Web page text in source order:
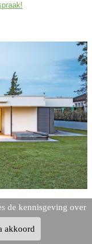
de kennisgeving over
akkoord